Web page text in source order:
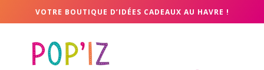
VOTRE BOUTIQUE D’IDÉES CADEAUX AU HAVRE !